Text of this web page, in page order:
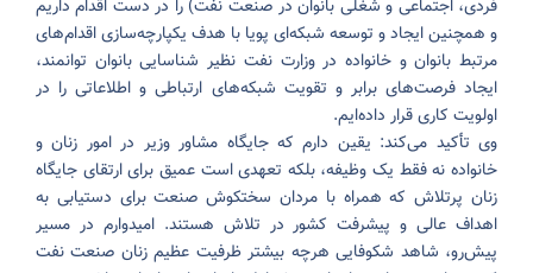
فردی، اجتماعی و شغلی بانوان در صنعت نفت) را در دست اقدام داریم
و همچنین ایجاد و توسعه شبکه‌ای پویا با هدف یکپارچه‌سازی اقدام‌های
مرتبط بانوان و خانواده در وزارت نفت نظیر شناسایی بانوان توانمند،
ایجاد فرصت‌های برابر و تقویت شبکه‌های ارتباطی و اطلاعاتی را در
اولویت کاری قرار داده‌ایم.
وی تأکید می‌کند: یقین دارم که جایگاه مشاور وزیر در امور زنان و
خانواده نه فقط یک وظیفه، بلکه تعهدی است عمیق برای ارتقای جایگاه
زنان پرتلاش که همراه با مردان سختکوش صنعت برای دستیابی به
اهداف عالی و پیشرفت کشور در تلاش هستند. امیدوارم در مسیر
پیش‌رو، شاهد شکوفایی هرچه بیشتر ظرفیت عظیم زنان صنعت نفت